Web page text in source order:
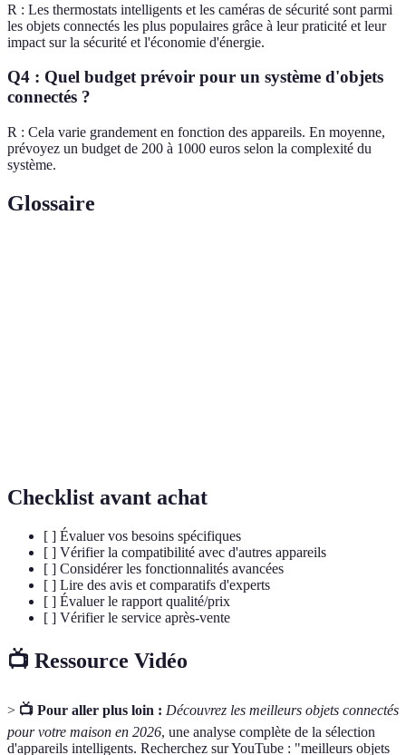
R : Les thermostats intelligents et les caméras de sécurité sont parmi
les objets connectés les plus populaires grâce à leur praticité et leur
impact sur la sécurité et l'économie d'énergie.
Q4 : Quel budget prévoir pour un système d'objets
connectés ?
R : Cela varie grandement en fonction des appareils. En moyenne,
prévoyez un budget de 200 à 1000 euros selon la complexité du
système.
Glossaire
Checklist avant achat
[ ] Évaluer vos besoins spécifiques
[ ] Vérifier la compatibilité avec d'autres appareils
[ ] Considérer les fonctionnalités avancées
[ ] Lire des avis et comparatifs d'experts
[ ] Évaluer le rapport qualité/prix
[ ] Vérifier le service après-vente
📺 Ressource Vidéo
> 📺 Pour aller plus loin : Découvrez les meilleurs objets connectés
pour votre maison en 2026, une analyse complète de la sélection
d'appareils intelligents. Recherchez sur YouTube : "meilleurs objets